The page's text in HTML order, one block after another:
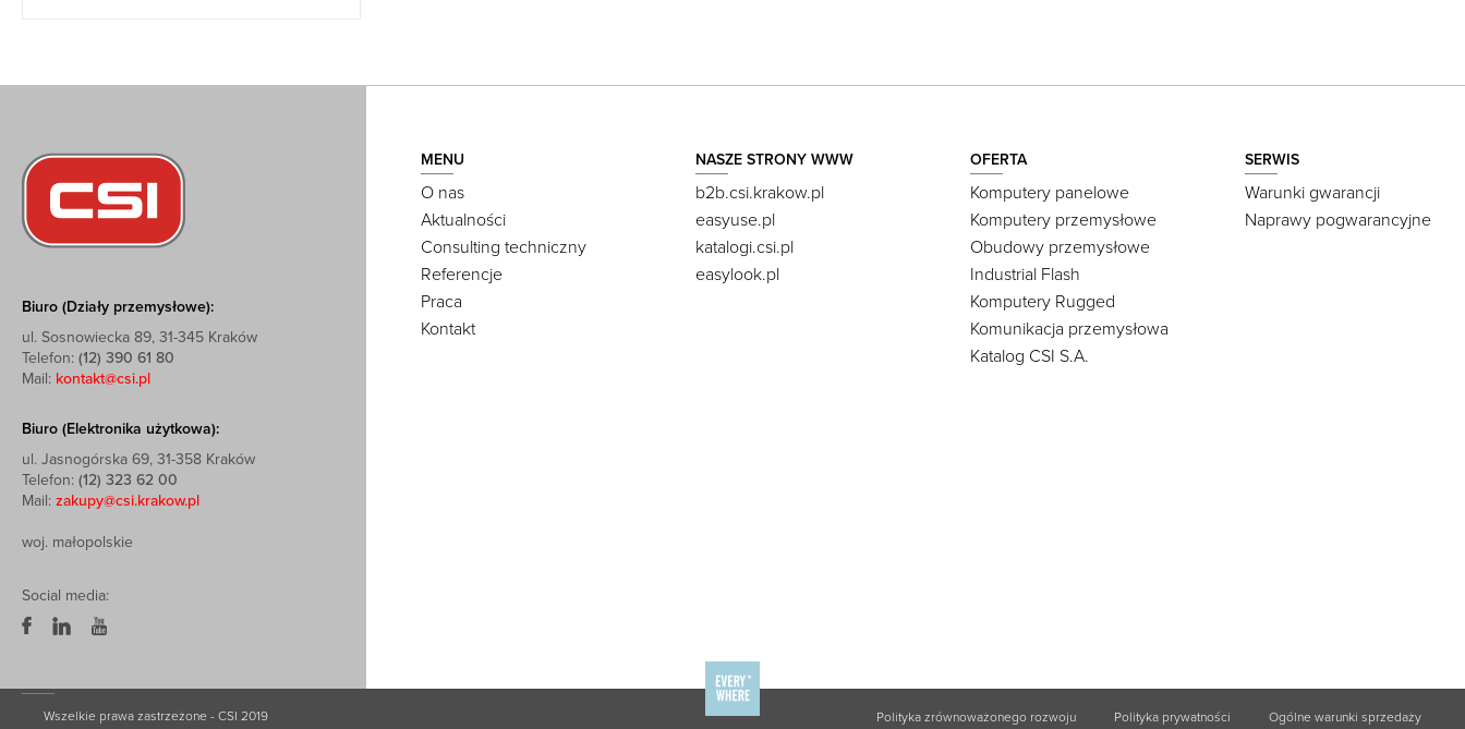
Biuro (Działy przemysłowe):
ul. Sosnowiecka 89, 31-345 Kraków
Telefon: (12) 390 61 80
Mail: kontakt@csi.pl
Biuro (Elektronika użytkowa):
ul. Jasnogórska 69, 31-358 Kraków
Telefon: (12) 323 62 00
Mail: zakupy@csi.krakow.pl
woj. małopolskie
Social media:
MENU
O nas
Aktualności
Consulting techniczny
Referencje
Praca
Kontakt
NASZE STRONY WWW
b2b.csi.krakow.pl
easyuse.pl
katalogi.csi.pl
easylook.pl
OFERTA
Komputery panelowe
Komputery przemysłowe
Obudowy przemysłowe
Industrial Flash
Komputery Rugged
Komunikacja przemysłowa
Katalog CSI S.A.
SERWIS
Warunki gwarancji
Naprawy pogwarancyjne
Wszelkie prawa zastrzeżone - CSI 2019 Polityka zrównoważonego rozwoju Polityka prywatności Ogólne warunki sprzedaży